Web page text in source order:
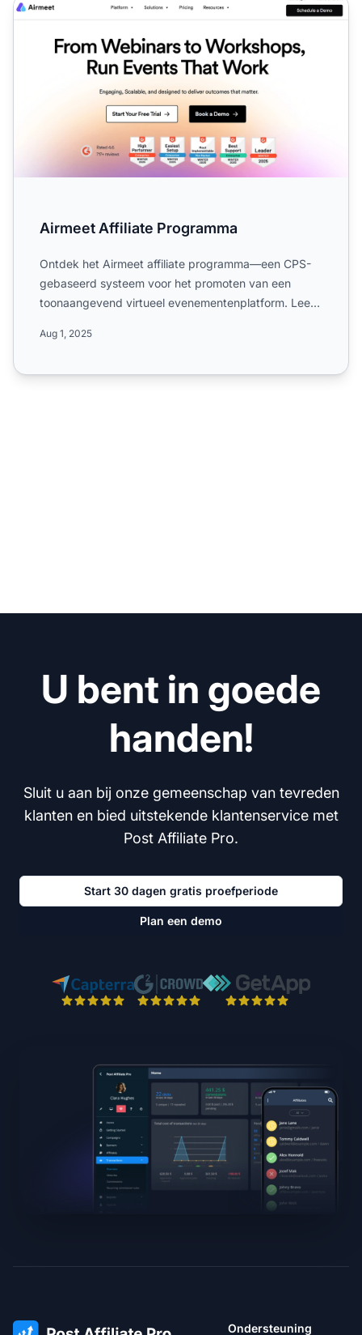
Airmeet Affiliate Programma
Ontdek het Airmeet affiliate programma—een CPS-
gebaseerd systeem voor het promoten van een
toonaangevend virtueel evenementenplatform. Leer
Aug 1, 2025
U bent in goede
handen!
Sluit u aan bij onze gemeenschap van tevreden
klanten en bied uitstekende klantenservice met
Post Affiliate Pro.
Start 30 dagen gratis proefperiode
Plan een demo
Ondersteuning